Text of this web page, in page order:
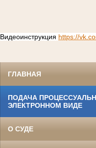
Видеоинструкция https://
ГЛАВНАЯ
ПОДАЧА
ЭЛЕКТРОННОМ ВИДЕ
О СУДЕ